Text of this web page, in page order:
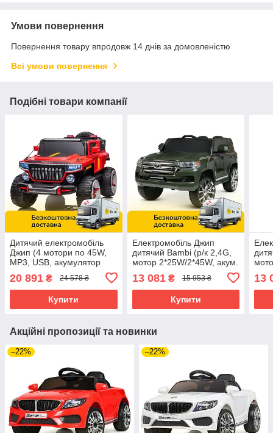
Умови повернення
Повернення товару впродовж 14 днів за домовленістю
Всі умови повернення
Подібні товари компанії
Дитячий електромобіль
Джип (4 мотори по 45W,
MP3, USB, акумулятор
Bambi M 5075EBLR-3
Червоний
20 891 ₴ 24 578 ₴
Купити
Електромобіль Джип
дитячий Bambi (р/к 2,4G,
мотор 2*25W/2*45W, акум.
1*24V5AH, TF, USB, MP3)
JJ2022EBLR-10(24V) Хакі
13 081₴ 15 953 ₴
Купити
13
Акційні пропозиції та новинки
–22% –22%